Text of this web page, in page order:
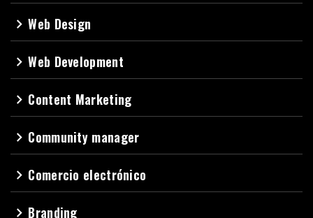
navigate_nextWeb Design
navigate_nextWeb Development
navigate_next Content Marketing
navigate_next Community manager
navigate_next Comercio electrónico
navigate_next Branding